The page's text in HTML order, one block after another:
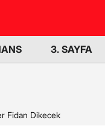
3. SAYFA
Fidan Dikecek